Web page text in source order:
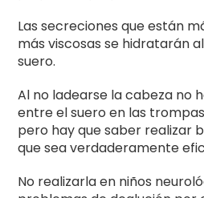
Las secreciones que están
más viscosas se hidratarán
suero.
Al no ladearse la cabeza no
entre el suero en las
pero hay que saber realizar
que sea verdaderamente
No realizarla en niños